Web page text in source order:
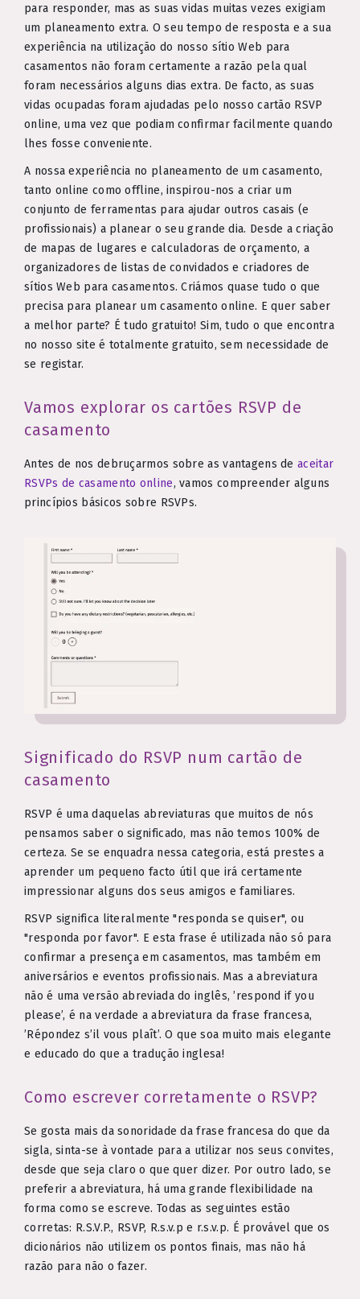
para responder, mas as suas vidas muitas vezes exigiam
um planeamento extra. O seu tempo de resposta e a sua
experiência na utilização do nosso sítio Web para
casamentos não foram certamente a razão pela qual
foram necessários alguns dias extra. De facto, as suas
vidas ocupadas foram ajudadas pelo nosso cartão RSVP
online, uma vez que podiam confirmar facilmente quando
lhes fosse conveniente.
A nossa experiência no planeamento de um casamento,
tanto online como offline, inspirou-nos a criar um
conjunto de ferramentas para ajudar outros casais (e
profissionais) a planear o seu grande dia. Desde a criação
de mapas de lugares e calculadoras de orçamento, a
organizadores de listas de convidados e criadores de
sítios Web para casamentos. Criámos quase tudo o que
precisa para planear um casamento online. E quer saber
a melhor parte? É tudo gratuito! Sim, tudo o que encontra
no nosso site é totalmente gratuito, sem necessidade de
se registar.
Vamos explorar os cartões RSVP de
casamento
Antes de nos debruçarmos sobre as vantagens deaceitar
RSVPs de casamento online, vamos compreender alguns
princípios básicos sobre RSVPs.
Significado do RSVP num cartão de
casamento
RSVP é uma daquelas abreviaturas que muitos de nós
pensamos saber o significado, mas não temos 100% de
certeza. Se se enquadra nessa categoria, está prestes a
aprender um pequeno facto útil que irá certamente
impressionar alguns dos seus amigos e familiares.
RSVP significa literalmente "responda se quiser", ou
"responda por favor". E esta frase é utilizada não só para
confirmar a presença em casamentos, mas também em
aniversários e eventos profissionais. Mas a abreviatura
não é uma versão abreviada do inglês, ’respond if you
please’, é na verdade a abreviatura da frase francesa,
’Répondez s’il vous plaît’. O que soa muito mais elegante
e educado do que a tradução inglesa!
Como escrever corretamente o RSVP?
Se gosta mais da sonoridade da frase francesa do que da
sigla, sinta-se à vontade para a utilizar nos seus convites,
desde que seja claro o que quer dizer. Por outro lado, se
preferir a abreviatura, há uma grande flexibilidade na
forma como se escreve. Todas as seguintes estão
corretas: R.S.V.P., RSVP, R.s.v.p e r.s.v.p. É provável que os
dicionários não utilizem os pontos finais, mas não há
razão para não o fazer.